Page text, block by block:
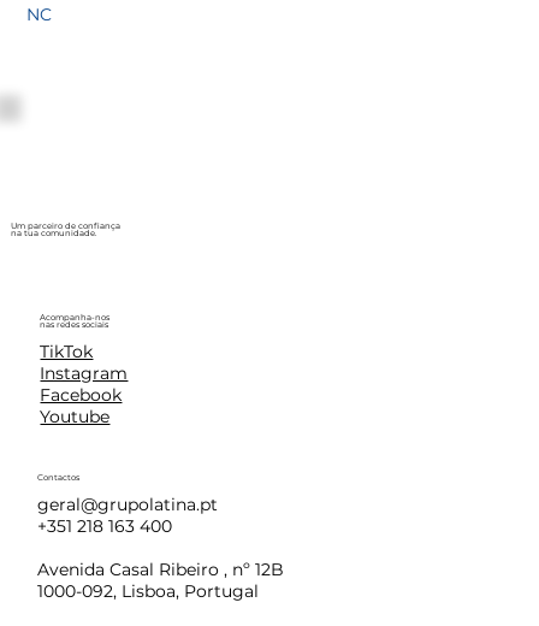
NC
Um parceiro de confiança
na tua comunidade.
Acompanha-nos
nas redes sociais
TikTok
Instagram
Facebook
Youtube
Contactos
geral@grupolatina.pt
+351 218 163 400
Avenida Casal Ribeiro , nº 12B
1000-092, Lisboa, Portugal